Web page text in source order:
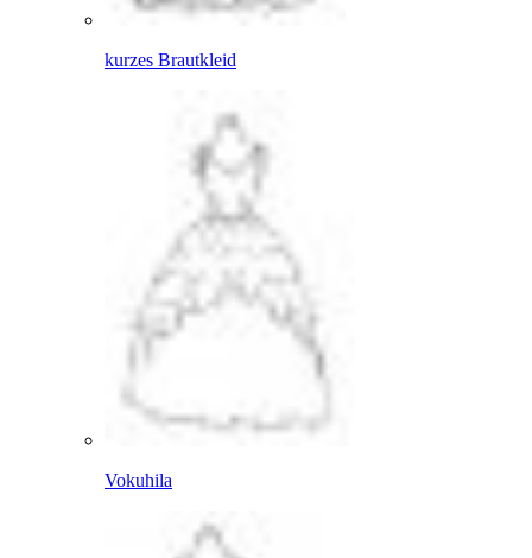
kurzes Brautkleid
Vokuhila